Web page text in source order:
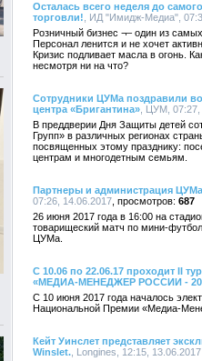
Осталась всего неделя до
торговли! , ИД "Имидж-Медиа",
Розничный бизнес ¬– один из
Персонал ленится и не хочет
Кризис подливает масла в огонь.
несмотря ни на что?
Сотрудники ЦУМа поздравили
центра «Бригантина» , ЦУМ,
В преддверии Дня Защиты детей
Групп» в различных регионах
посвященных этому празднику:
центрам и многодетным семьям.
Партнеры и администрация
07:26, 14.06.2017
687
26 июня 2017 года в 16:00 на
товарищеский матч по мини-
ЦУМа.
С 10.06 по 22.06.17 проходит II
«МЕДИА-МЕНЕДЖЕР РОССИИ -
С 10 июня 2017 года началось
Национальной Премии «Медиа-
Кейт Уинслет представляет
Winslet. , Longines, 12:15, 13.06.2017